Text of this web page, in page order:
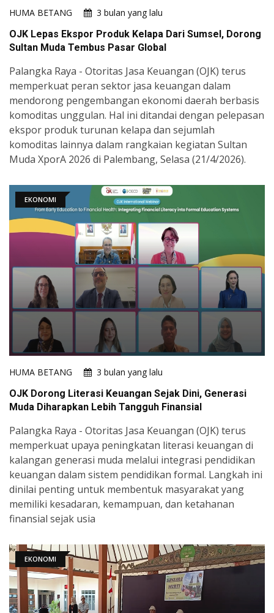
HUMA BETANG
3 bulan yang lalu
OJK Lepas Ekspor Produk Kelapa Dari Sumsel, Dorong
Sultan Muda Tembus Pasar Global
Palangka Raya - Otoritas Jasa Keuangan (OJK) terus
memperkuat peran sektor jasa keuangan dalam
mendorong pengembangan ekonomi daerah berbasis
komoditas unggulan. Hal ini ditandai dengan pelepasan
ekspor produk turunan kelapa dan sejumlah
komoditas lainnya dalam rangkaian kegiatan Sultan
Muda XporA 2026 di Palembang, Selasa (21/4/2026).
EKONOMI
HUMA BETANG
3 bulan yang lalu
OJK Dorong Literasi Keuangan Sejak Dini, Generasi
Muda Diharapkan Lebih Tangguh Finansial
Palangka Raya - Otoritas Jasa Keuangan (OJK) terus
memperkuat upaya peningkatan literasi keuangan di
kalangan generasi muda melalui integrasi pendidikan
keuangan dalam sistem pendidikan formal. Langkah ini
dinilai penting untuk membentuk masyarakat yang
memiliki kesadaran, kemampuan, dan ketahanan
finansial sejak usia
EKONOMI